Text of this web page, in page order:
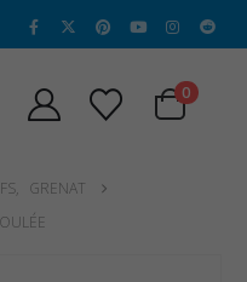
0
, GRENAT